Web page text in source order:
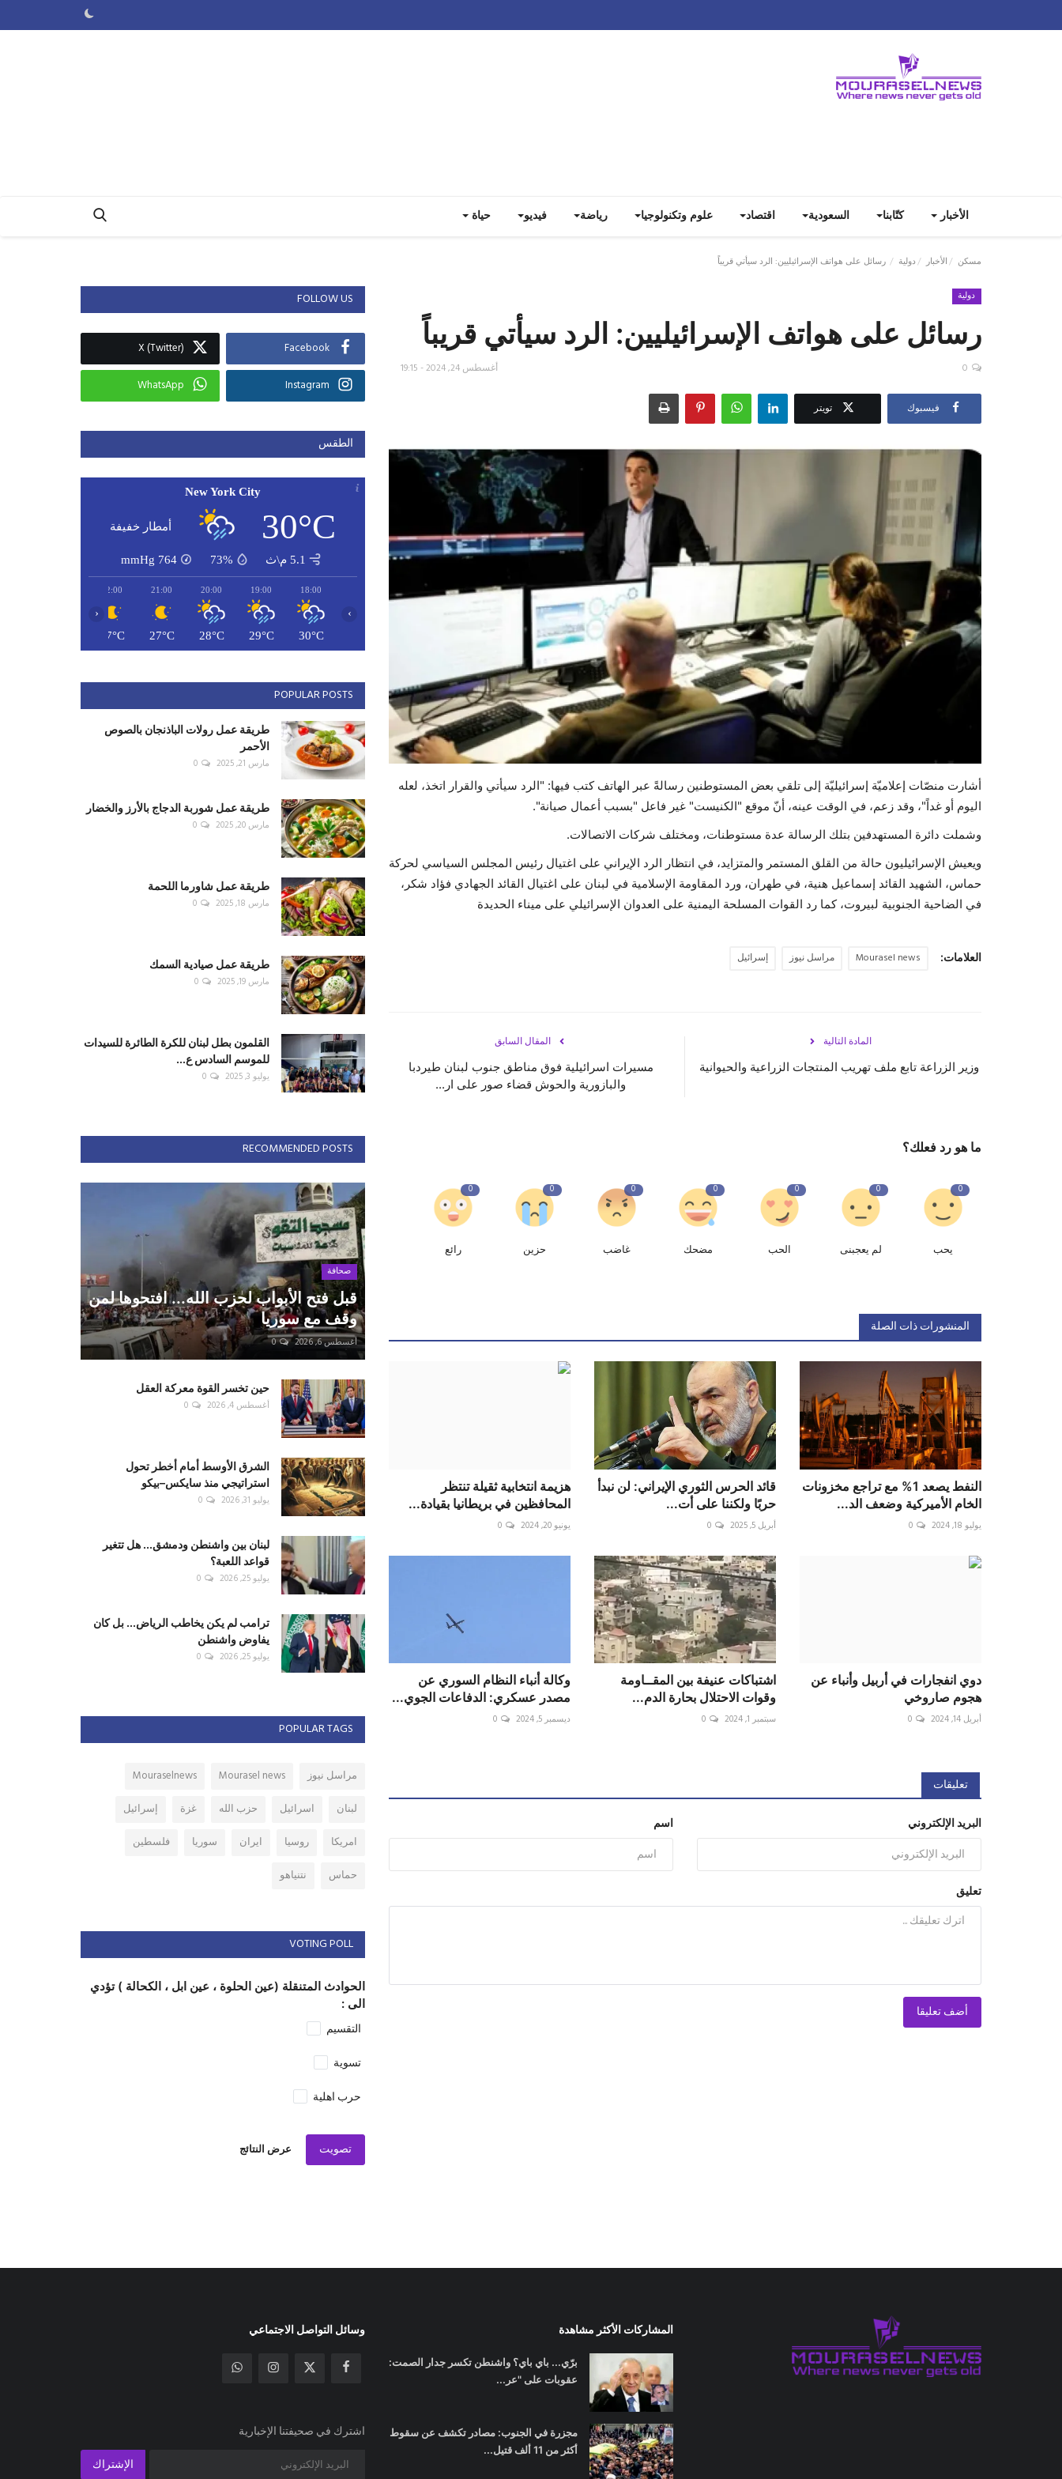
الأخبار كتّابنا السعودية اقتصاد علوم وتكنولوجيا رياضة فيديو حياة
مسكن الأخبار دولية رسائل على هواتف الإسرائيليين: الرد سيأتي قريباً
دولية
رسائل على هواتف الإسرائيليين: الرد سيأتي قريباً
أغسطس 24, 2024 - 19:15 0
فيسبوك تويتر
أشارت منصّات إعلاميّة إسرائيليّة إلى تلقي بعض المستوطنين رسالةً عبر الهاتف كتب فيها: "الرد سيأتي والقرار اتخذ، لعله
اليوم أو غداً"، وقد زعم، في الوقت عينه، أنّ موقع "الكنيست" غير فاعل "بسبب أعمال صيانة".
وشملت دائرة المستهدفين بتلك الرسالة عدة مستوطنات، ومختلف شركات الاتصالات.
ويعيش الإسرائيليون حالة من القلق المستمر والمتزايد، في انتظار الرد الإيراني على اغتيال رئيس المجلس السياسي لحركة
حماس، الشهيد القائد إسماعيل هنية، في طهران، ورد المقاومة الإسلامية في لبنان على اغتيال القائد الجهادي فؤاد شكر،
في الضاحية الجنوبية لبيروت، كما رد القوات المسلحة اليمنية على العدوان الإسرائيلي على ميناء الحديدة
العلامات: Mourasel news مراسل نيوز إسرائيل
المقال السابق
مسيرات اسرائيلية فوق مناطق جنوب لبنان طيردبا
والبازورية والحوش قضاء صور على ار...
المادة التالية
وزير الزراعة تابع ملف تهريب المنتجات الزراعية والحيوانية
ما هو رد فعلك؟
0
يحب
0
لم يعجبنى
0
الحب
0
مضحك
0
غاضب
0
حزين
0
رائع
المنشورات ذات الصلة
النفط يصعد 1% مع تراجع مخزونات
الخام الأميركية وضعف الد...
يوليو 18, 2024 0
قائد الحرس الثوري الإيراني: لن نبدأ
حربًا ولكننا على أت...
أبريل 5, 2025 0
هزيمة انتخابية ثقيلة تنتظر
المحافظين في بريطانيا بقيادة...
يونيو 20, 2024 0
دوي انفجارات في أربيل وأنباء عن
هجوم صاروخي
أبريل 14, 2024 0
اشتباكات عنيفة بين المقــاومة
وقوات الاحتلال بحارة الدم...
سبتمبر 1, 2024 0
وكالة أنباء النظام السوري عن
مصدر عسكري: الدفاعات الجوي...
ديسمبر 5, 2024 0
تعليقات
اسم البريد الإلكتروني
تعليق
أضف تعليقا
FOLLOW US
Facebook
X (Twitter)
Instagram
WhatsApp
الطقس
New York City
30°C أمطار خفيفة
5.1 م\ث 73%
764
mmHg
18:00
30°C
19:00
29°C
20:00
28°C
21:00
27°C
22:00
27°C
‹ ›
POPULAR POSTS
طريقة عمل رولات الباذنجان بالصوص
الأحمر
مارس 21, 2025 0
طريقة عمل شوربة الدجاج بالأرز والخضار
مارس 20, 2025 0
طريقة عمل شاورما اللحمة
مارس 18, 2025 0
طريقة عمل صيادية السمك
مارس 19, 2025 0
القلمون بطل لبنان للكرة الطائرة للسيدات
للموسم السادس ع...
يوليو 3, 2025 0
RECOMMENDED POSTS
صحافة
قبل فتح الأبواب لحزب الله... افتحوها لمن
وقف مع سوريا
أغسطس 6, 2026 0
حين تخسر القوة معركة العقل
أغسطس 4, 2026 0
الشرق الأوسط أمام أخطر تحول
استراتيجي منذ سايكس–بيكو
يوليو 31, 2026 0
لبنان بين واشنطن ودمشق... هل تتغير
قواعد اللعبة؟
يوليو 25, 2026 0
ترامب لم يكن يخاطب الرياض... بل كان
يفاوض واشنطن
يوليو 25, 2026 0
POPULAR TAGS
مراسل نيوز Mourasel news
Mouraselnews
لبنان
اسرائيل حزب الله غزة
إسرائيل
امريكا
روسيا ايران سوريا
فلسطين
حماس
نتنياهو
VOTING POLL
الحوادث المتنقلة (عين الحلوة ، عين ابل ، الكحالة ) تؤدي
الى :
التقسيم
تسوية
حرب اهلية
تصويت عرض النتائج
المشاركات الأكثر مشاهدة
برّي... باي باي؟ واشنطن تكسر جدار الصمت:
عقوبات على "عر...
مجزرة في الجنوب: مصادر تكشف عن سقوط
أكثر من 11 ألف قتيل...
وسائل التواصل الاجتماعي
اشترك في صحيفتنا الإخبارية
الإشتراك